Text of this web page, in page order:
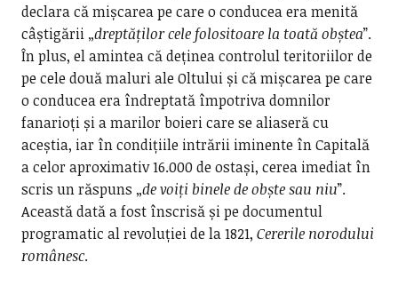
declara că mișcarea pe care o conducea era menită
câștigării „dreptăților cele folositoare la toată obștea”.
În plus, el amintea că deținea controlul teritoriilor de
pe cele două maluri ale Oltului și că mișcarea pe care
o conducea era îndreptată împotriva domnilor
fanarioți și a marilor boieri care se aliaseră cu
aceștia, iar în condițiile intrării iminente în Capitală
a celor aproximativ 16.000 de ostași, cerea imediat în
scris un răspuns „de voiți binele de obște sau niu”.
Această dată a fost înscrisă și pe documentul
programatic al revoluției de la 1821, Cererile norodului
românesc.